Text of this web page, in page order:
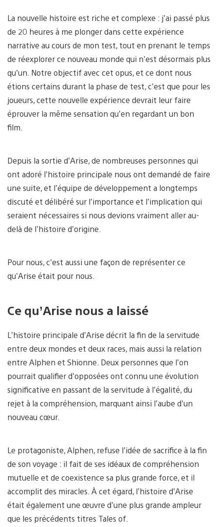
La nouvelle histoire est riche et complexe : j’ai passé plus
de 20 heures à me plonger dans cette expérience
narrative au cours de mon test, tout en prenant le temps
de réexplorer ce nouveau monde qui n’est désormais plus
qu’un. Notre objectif avec cet opus, et ce dont nous
étions certains durant la phase de test, c’est que pour les
joueurs, cette nouvelle expérience devrait leur faire
éprouver la même sensation qu’en regardant un bon
film.
Depuis la sortie d’Arise, de nombreuses personnes qui
ont adoré l’histoire principale nous ont demandé de faire
une suite, et l’équipe de développement a longtemps
discuté et délibéré sur l’importance et l’implication qui
seraient nécessaires si nous devions vraiment aller au-
delà de l’histoire d’origine.
Pour nous, c’est aussi une façon de représenter ce
qu’Arise était pour nous.
Ce qu’Arise nous a laissé
L’histoire principale d’Arise décrit la fin de la servitude
entre deux mondes et deux races, mais aussi la relation
entre Alphen et Shionne. Deux personnes que l’on
pourrait qualifier d’opposées ont connu une évolution
significative en passant de la servitude à l’égalité, du
rejet à la compréhension, marquant ainsi l’aube d’un
nouveau cœur.
Le protagoniste, Alphen, refuse l’idée de sacrifice à la fin
de son voyage : il fait de ses idéaux de compréhension
mutuelle et de coexistence sa plus grande force, et il
accomplit des miracles. À cet égard, l’histoire d’Arise
était également une œuvre d’une plus grande ampleur
que les précédents titres Tales of.